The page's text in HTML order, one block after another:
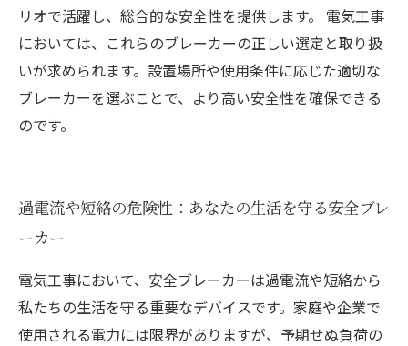
リオで活躍し、総合的な安全性を提供します。 電気工事
においては、これらのブレーカーの正しい選定と取り扱
いが求められます。設置場所や使用条件に応じた適切な
ブレーカーを選ぶことで、より高い安全性を確保できる
のです。
過電流や短絡の危険性：あなたの生活を守る安全ブレ
ーカー
電気工事において、安全ブレーカーは過電流や短絡から
私たちの生活を守る重要なデバイスです。家庭や企業で
使用される電力には限界がありますが、予期せぬ負荷の